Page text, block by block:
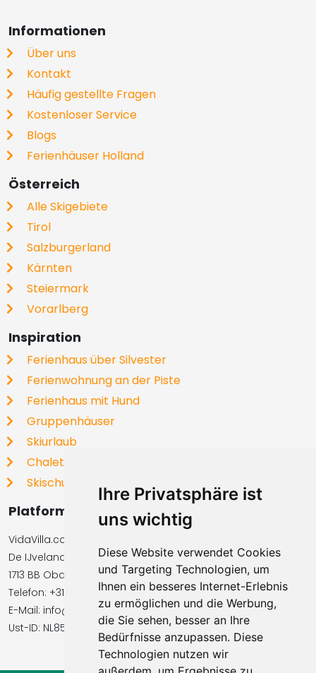
Ihre Privatsphäre ist
uns wichtig
Diese Website verwendet Cookies
und Targeting Technologien, um
Ihnen ein besseres Internet-Erlebnis
zu ermöglichen und die Werbung,
die Sie sehen, besser an Ihre
Bedürfnisse anzupassen. Diese
Technologien nutzen wir
Informationen
Über uns
Kontakt
Häufig gestellte Fragen
Kostenloser Service
Blogs
Ferienhäuser Holland
Österreich
Alle Skigebiete
Tirol
Salzburgerland
Kärnten
Steiermark
Vorarlberg
Inspiration
Ferienhaus über Silvester
Ferienwohnung an der Piste
Ferienhaus mit Hund
Gruppenhäuser
Skiurlaub
Chalets
Skischulen
Platformbetreiber
VidaVilla.com BV
De IJvelandssloot 20
1713 BB Obdam, Niederlande
Telefon: +31854016545
E-Mail: info@vidavilla.com
Ust-ID: NL855781919B01